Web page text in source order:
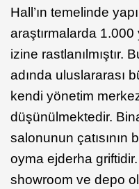
Hall’ın temelinde
araştırmalarda 1.000
izine rastlanılmıştır.
adında uluslararası
kendi yönetim
düşünülmektedir.
salonunun çatısının
oyma ejderha
showroom ve depo